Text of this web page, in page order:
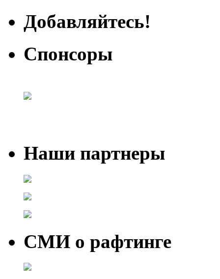
Добавляйтесь!
Спонсоры
Наши партнеры
СМИ о рафтинге